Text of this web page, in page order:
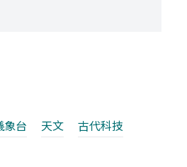
象台 天文 古代科技